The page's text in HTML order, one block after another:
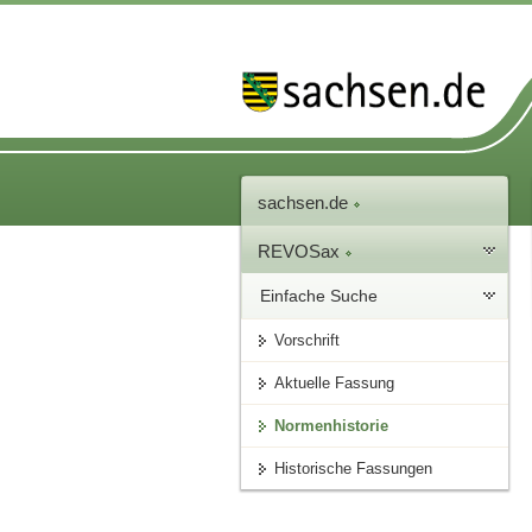
sachsen.de
REVOSax
Einfache Suche
Vorschrift
Aktuelle Fassung
Normenhistorie
Historische Fassungen